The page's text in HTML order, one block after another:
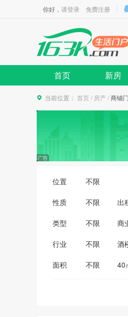
你好， 请登录 免费注册
首页 新房
当前位置： 首页 / 房产/商铺
位置 不限
性质 不限 出
类型 不限 商
行业 不限 酒
医药保健
面积 不限 40